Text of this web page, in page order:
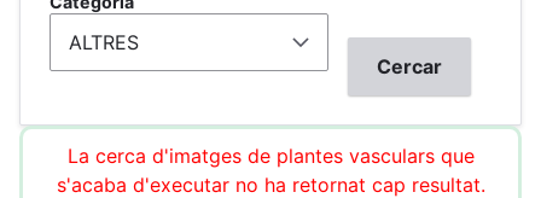
La cerca d'imatges de plantes vasculars que
s'acaba d'executar no ha retornat cap resultat.